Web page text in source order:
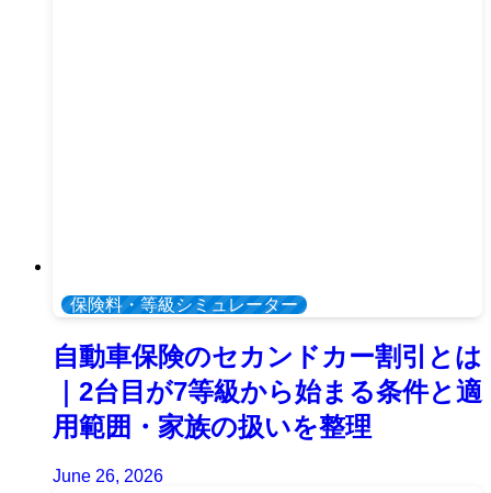
保険料・等級シミュレーター
自動車保険のセカンドカー割引とは
｜2台目が7等級から始まる条件と適
用範囲・家族の扱いを整理
June 26, 2026